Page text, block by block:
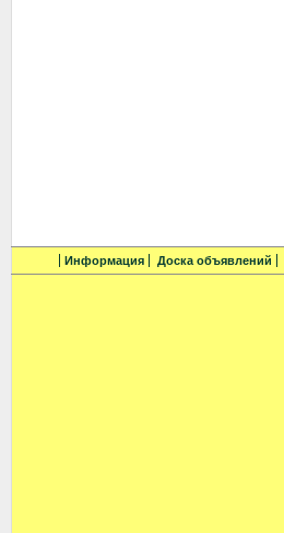
Информация Доска объявлений